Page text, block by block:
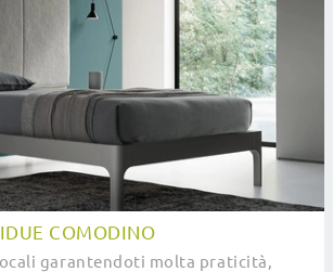
COMODINO
garantendoti molta praticità,